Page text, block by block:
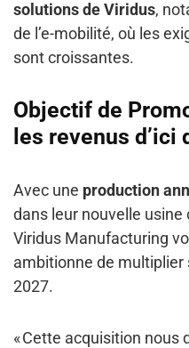
solutions de Viridus,
de l’e-mobilité, où les
sont croissantes.
Objectif de
les revenus d’ici
Avec une production
dans leur nouvelle usine
Viridus Manufacturing
ambitionne de multiplier
2027.
« Cette acquisition nous